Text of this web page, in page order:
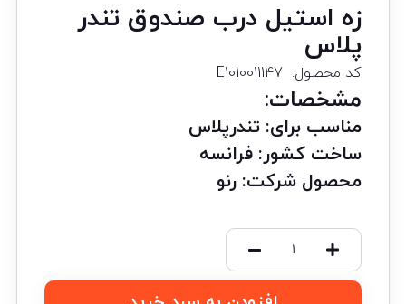
زه استیل درب صندوق تندر
پلاس
کد محصول: E1010011147
مشخصات:
مناسب برای: تندرپلاس
ساخت کشور: فرانسه
محصول شرکت: رنو